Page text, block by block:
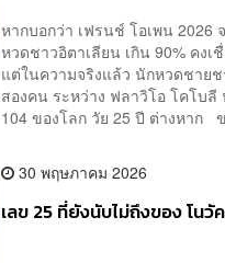
หากบอกว่า เฟรนช์ โอเพน 2026
หวดชาวอิตาเลียน เกิน 90% คง
แต่ในความจริงแล้ว นักหวดชาย
สองคน ระหว่าง ฟลาวิโอ โคโบ
104 ของโลก วัย 25 ปี ต่างหาก
30 พฤษภาคม 2026
เลข 25 ที่ยังนับไม่ถึงของ โนวั